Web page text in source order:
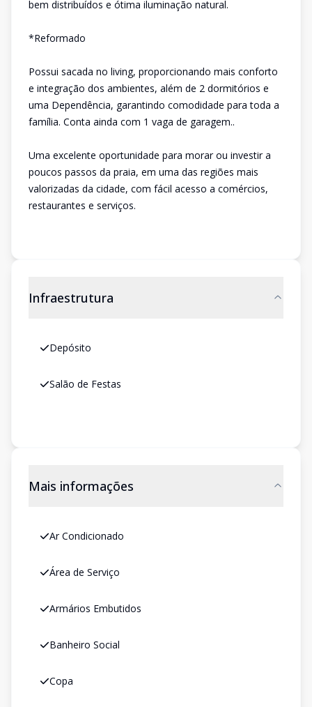
bem distribuídos e ótima iluminação natural.
*Reformado
Possui sacada no living, proporcionando mais conforto
e integração dos ambientes, além de 2 dormitórios e
uma Dependência, garantindo comodidade para toda a
família. Conta ainda com 1 vaga de garagem..
Uma excelente oportunidade para morar ou investir a
poucos passos da praia, em uma das regiões mais
valorizadas da cidade, com fácil acesso a comércios,
restaurantes e serviços.
Infraestrutura
Depósito
Salão de Festas
Mais informações
Ar Condicionado
Área de Serviço
Armários Embutidos
Banheiro Social
Copa